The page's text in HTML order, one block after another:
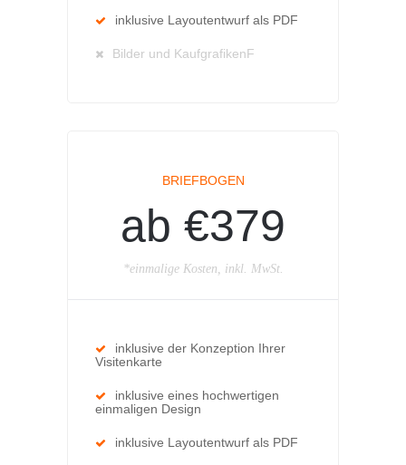
inklusive Layoutentwurf als PDF
Bilder und KaufgrafikenF
BRIEFBOGEN
ab €379
*einmalige Kosten, inkl. MwSt.
inklusive der Konzeption Ihrer
Visitenkarte
inklusive eines hochwertigen
einmaligen Design
inklusive Layoutentwurf als PDF